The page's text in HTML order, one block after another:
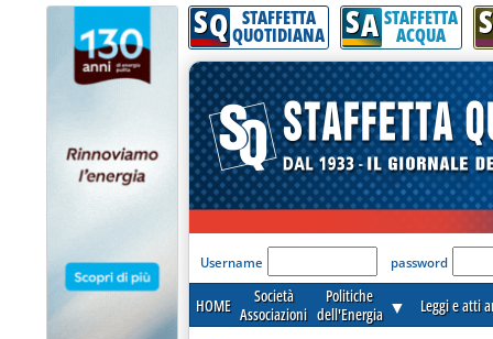
SQ STAFFETTA
QUOTIDIANA SA STAFFETTA
ACQUA S
'Modulo Login per
Username password
HOME
Società
Associazioni
Politiche
dell'Energia ▼ Leggi e atti